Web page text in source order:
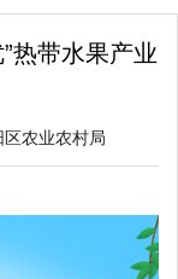
热带水果产业
区农业农村局